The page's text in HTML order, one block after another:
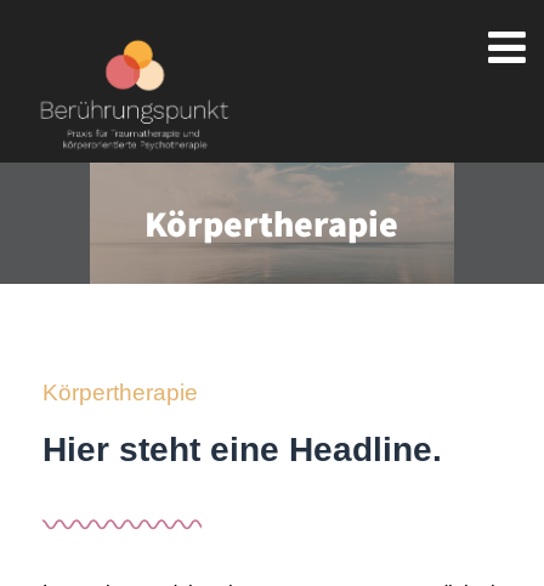
Körpertherapie
Körpertherapie
Hier steht eine Headline.